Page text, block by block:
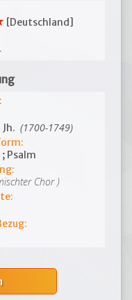
[Deutschland]
Jh. (1700-1749)
Psalm
Chor )